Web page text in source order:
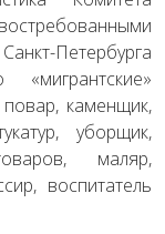
Петербурга
каменщик,
уборщик,
маляр,
воспитатель